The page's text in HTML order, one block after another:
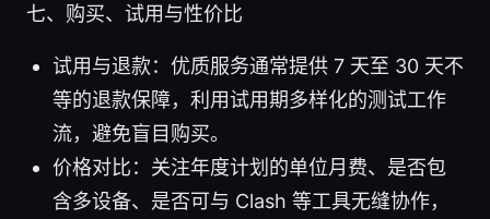
七、购买、试用与性价比
试用与退款：优质服务通常提供 7 天至 30 天不
等的退款保障，利用试用期多样化的测试工作
流，避免盲目购买。
价格对比：关注年度计划的单位月费、是否包
含多设备、是否可与 Clash 等工具无缝协作，